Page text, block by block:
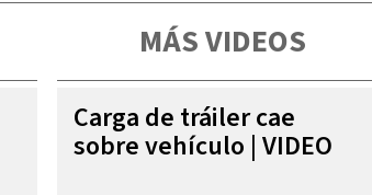
MÁS VIDEOS
Carga de tráiler cae
sobre vehículo | VIDEO